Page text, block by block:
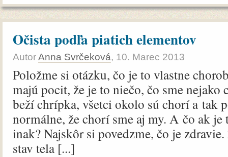
Očista podľa piatich elementov
AutorAnna Svrčeková, 10. Marec 2013
Položme si otázku, čo je to vlastne
majú pocit, že je to niečo, čo sme nejako
beží chrípka, všetci okolo sú chorí a tak
normálne, že chorí sme aj my. A čo ak je
inak? Najskôr si povedzme, čo je
stav tela [...]